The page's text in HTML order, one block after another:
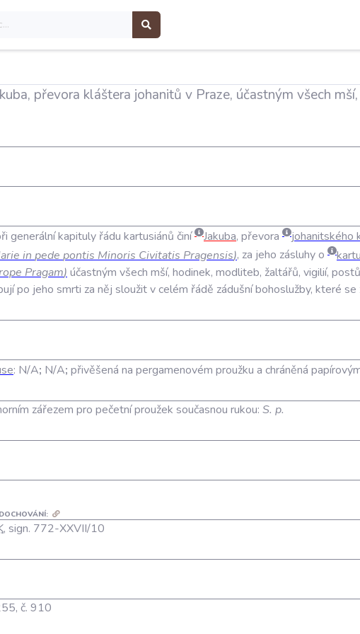
převora kláštera johanitů v Praze, účastným všech
generálníkapituly řádu kartusiánů činí Jakuba, převora johanitského
in pede pontis Minoris Civitatis Pragensis), za jeho zásluhyo
Pragam) účastným všech mší, hodinek, modliteb, žaltářů, vigilií, postů
po jeho smrti za něj sloužitvcelém řádě zádušníbohoslužby, které se
: N/A; N/A; přivěšená na pergamenovém proužku a chráněná
zářezem pro pečetní proužek současnou rukou: S. p.
, sign. 772-XXVII/10
č. 910